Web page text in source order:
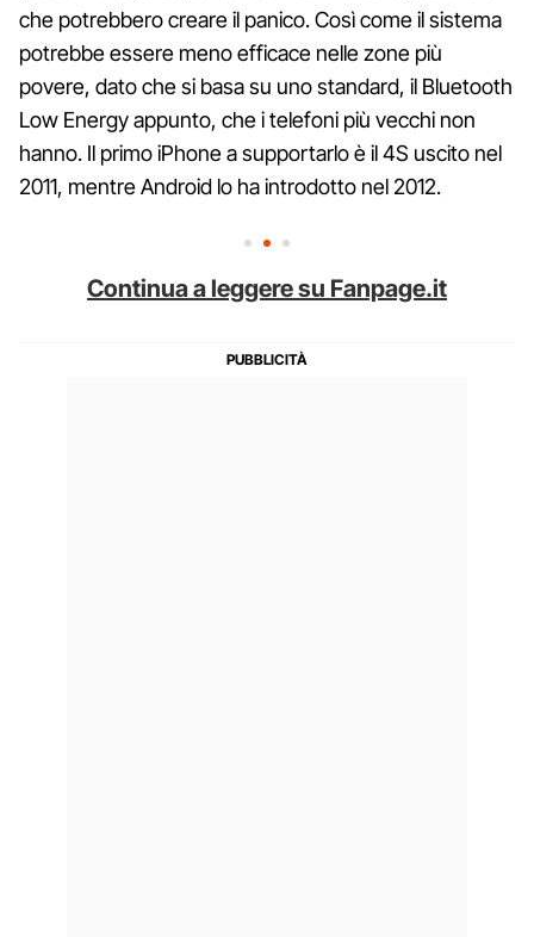
che potrebbero creare il panico. Così come il sistema
potrebbe essere meno efficace nelle zone più
povere, dato che si basa su uno standard, il Bluetooth
Low Energy appunto, che i telefoni più vecchi non
hanno. Il primo iPhone a supportarlo è il 4S uscito nel
2011, mentre Android lo ha introdotto nel 2012.
Continua a leggere su Fanpage.it